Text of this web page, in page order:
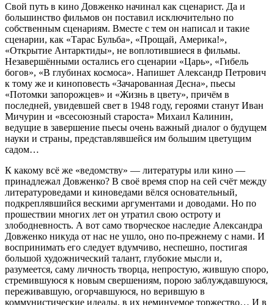
Свой путь в кино Довженко начинал как сценарист. Да и
большинство фильмов он поставил исключительно по
собственным сценариям. Вместе с тем он написал и такие
сценарии, как «Тарас Бульба», «Прощай, Америка!»,
«Открытие Антарктиды», не воплотившиеся в фильмы.
Незавершёнными остались его сценарии «Царь», «Гибель
богов», «В глубинах космоса». Напишет Александр Петрович
к тому же и киноповесть «Зачарованная Десна», пьесы
«Потомки запорожцев» и «Жизнь в цвету», причём в
последней, увидевшей свет в 1948 году, героями станут Иван
Мичурин и «всесоюзный староста» Михаил Калинин,
ведущие в завершение пьесы очень важный диалог о будущем
науки и страны, представлявшейся им большим цветущим
садом…
К какому всё же «ведомству» — литературы или кино —
принадлежал Довженко? В своё время спор на сей счёт между
литературоведами и киноведами вёлся основательный,
подкреплявшийся вескими аргументами и доводами. Но по
прошествии многих лет он утратил свою остроту и
злободневность. А вот само творческое наследие Александра
Довженко никуда от нас не ушло, оно по-прежнему с нами. И
воспринимать его следует вдумчиво, неспешно, постигая
большой художнический талант, глубокие мысли и,
разумеется, саму личность творца, непростую, жившую споро,
стремившуюся к новым свершениям, порою заблуждавшуюся,
переживавшую, огорчавшуюся, но верившую в
коммунистические идеалы, в их неминуемое торжество… И в